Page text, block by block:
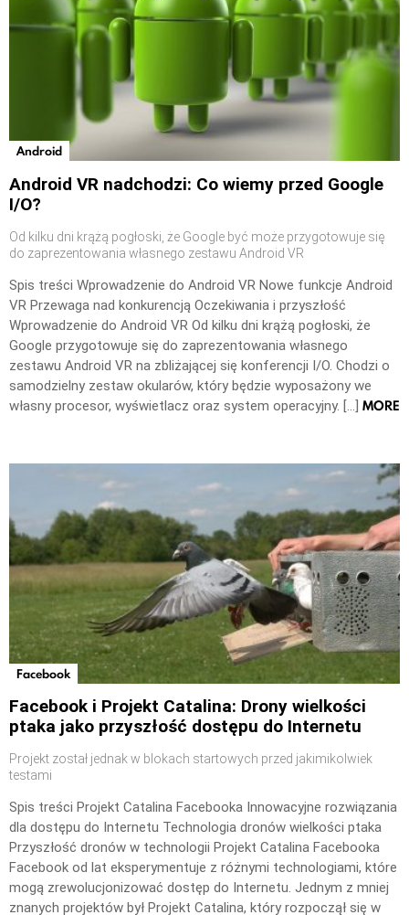
Android
Android VR nadchodzi: Co wiemy przed Google
I/O?
Od kilku dni krążą pogłoski, że Google być może przygotowuje się
do zaprezentowania własnego zestawu Android VR
Spis treści Wprowadzenie do Android VR Nowe funkcje Android
VR Przewaga nad konkurencją Oczekiwania i przyszłość
Wprowadzenie do Android VR Od kilku dni krążą pogłoski, że
Google przygotowuje się do zaprezentowania własnego
zestawu Android VR na zbliżającej się konferencji I/O. Chodzi o
samodzielny zestaw okularów, który będzie wyposażony we
własny procesor, wyświetlacz oraz system operacyjny. […] MORE
Facebook
Facebook i Projekt Catalina: Drony wielkości
ptaka jako przyszłość dostępu do Internetu
Projekt został jednak w blokach startowych przed jakimikolwiek
testami
Spis treści Projekt Catalina Facebooka Innowacyjne rozwiązania
dla dostępu do Internetu Technologia dronów wielkości ptaka
Przyszłość dronów w technologii Projekt Catalina Facebooka
Facebook od lat eksperymentuje z różnymi technologiami, które
mogą zrewolucjonizować dostęp do Internetu. Jednym z mniej
znanych projektów był Projekt Catalina, który rozpoczął się w